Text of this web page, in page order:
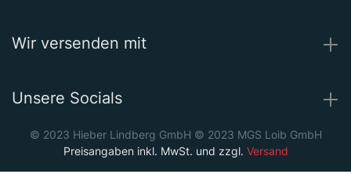
Wir versenden mit
Unsere Socials
© 2023 Hieber Lindberg GmbH © 2023 MGS Loib GmbH
Preisangaben inkl. MwSt. und zzgl. Versand